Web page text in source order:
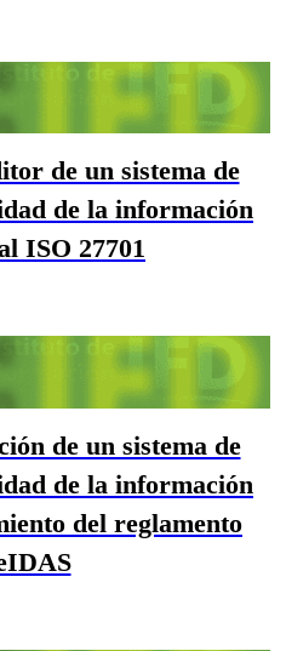
de un sistema de
de la información
ISO 27701
de un sistema de
de la información
del reglamento